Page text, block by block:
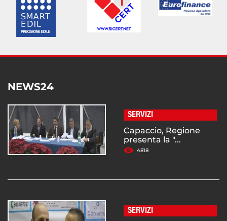
NEWS24
SERVIZI
Capaccio, Regione
presenta la "...
4818
SERVIZI